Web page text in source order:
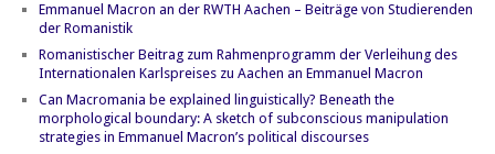
Emmanuel Macron an der RWTH Aachen – Beiträge von Studierenden
der Romanistik
Romanistischer Beitrag zum Rahmenprogramm der Verleihung des
Internationalen Karlspreises zu Aachen an Emmanuel Macron
Can Macromania be explained linguistically? Beneath the
morphological boundary: A sketch of subconscious manipulation
strategies in Emmanuel Macron’s political discourses